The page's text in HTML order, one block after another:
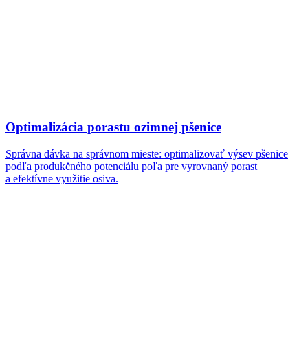
Optimalizácia porastu ozimnej pšenice
Správna dávka na správnom mieste: optimalizovať výsev pšenice
podľa produkčného potenciálu poľa pre vyrovnaný porast
a efektívne využitie osiva.